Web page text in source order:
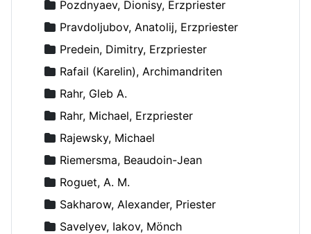
Pozdnyaev, Dionisy, Erzpriester
Pravdoljubov, Anatolij, Erzpriester
Predein, Dimitry, Erzpriester
Rafail (Karelin), Archimandriten
Rahr, Gleb A.
Rahr, Michael, Erzpriester
Rajewsky, Michael
Riemersma, Beaudoin-Jean
Roguet, A. M.
Sakharow, Alexander, Priester
Savelyev, Iakov, Mönch